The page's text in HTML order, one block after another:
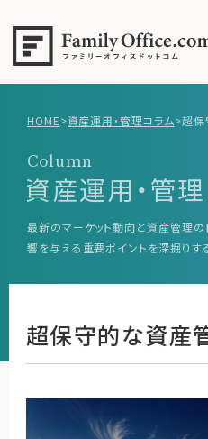
ご利用の流れ・プ
事例紹介
エキスパート一覧
利用者の声
HOME>資産運用・管理コラム>超保
Column
資産運用・管
最新のマーケット動向と資産管理の
響を与える重要ポイントを深掘りす
超保守的な資産